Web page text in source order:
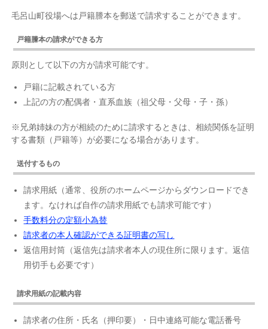
毛呂山町役場へは戸籍謄本を郵送で請求することができます。
戸籍謄本の請求ができる方
原則として以下の方が請求可能です。
戸籍に記載されている方
上記の方の配偶者・直系血族（祖父母・父母・子・孫）
※兄弟姉妹の方が相続のために請求するときは、相続関係を証明
する書類（戸籍等）が必要になる場合があります。
送付するもの
請求用紙（通常、役所のホームページからダウンロードでき
ます。なければ自作の請求用紙でも請求可能です）
手数料分の定額小為替
請求者の本人確認ができる証明書の写し
返信用封筒（返信先は請求者本人の現住所に限ります。返信
用切手も必要です）
請求用紙の記載内容
請求者の住所・氏名（押印要）・日中連絡可能な電話番号